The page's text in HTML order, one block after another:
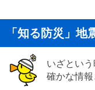
「知る防災」地
いざとい
確かな情